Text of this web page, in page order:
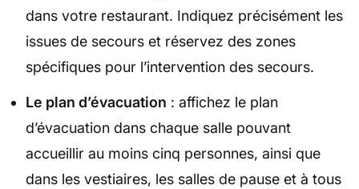
dans votre restaurant. Indiquez précisément les
issues de secours et réservez des zones
spécifiques pour l’intervention des secours.
Le plan d’évacuation : affichez le plan
d’évacuation dans chaque salle pouvant
accueillir au moins cinq personnes, ainsi que
dans les vestiaires, les salles de pause et à tous